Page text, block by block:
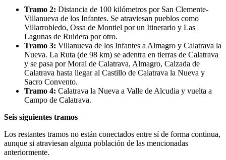
Tramo 2: Distancia de 100 kilómetros por San Clemente-
Villanueva de los Infantes. Se atraviesan pueblos como
Villarrobledo, Ossa de Montiel por un Itinerario y Las
Lagunas de Ruidera por otro.
Tramo 3: Villanueva de los Infantes a Almagro y Calatrava la
Nueva. La Ruta (de 98 km) se adentra en tierras de Calatrava
y se pasa por Moral de Calatrava, Almagro, Calzada de
Calatrava hasta llegar al Castillo de Calatrava la Nueva y
Sacro Convento.
Tramo 4: Calatrava la Nueva a Valle de Alcudia y vuelta a
Campo de Calatrava.
Seis siguientes tramos
Los restantes tramos no están conectados entre sí de forma continua,
aunque si atraviesan alguna población de las mencionadas
anteriormente.